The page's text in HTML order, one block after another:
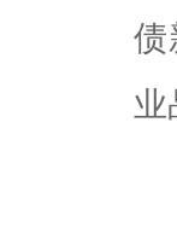
债
业